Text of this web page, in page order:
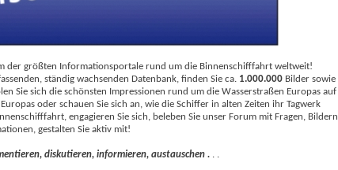
der größten Informationsportale rund um die Binnenschifffahrt weltweit!
ständig wachsenden Datenbank, finden Sie ca. 1.000.000Bilder sowie
Sie sich die schönsten Impressionen rund um die Wasserstraßen Europas auf
oder schauen Sie sich an, wie die Schiffer in alten Zeiten ihr Tagwerk
engagieren Sie sich, beleben Sie unser Forum mit Fragen, Bildern
gestalten Sie aktiv mit!
diskutieren, informieren, austauschen .